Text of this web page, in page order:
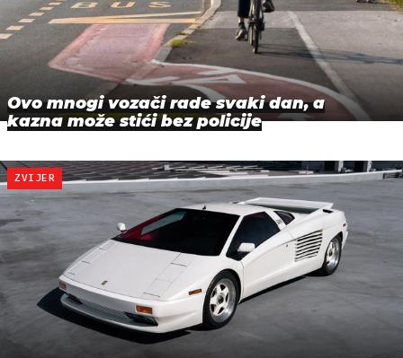
Ovo mnogi vozači rade svaki dan, a
kazna može stići bez policije
ZVIJER